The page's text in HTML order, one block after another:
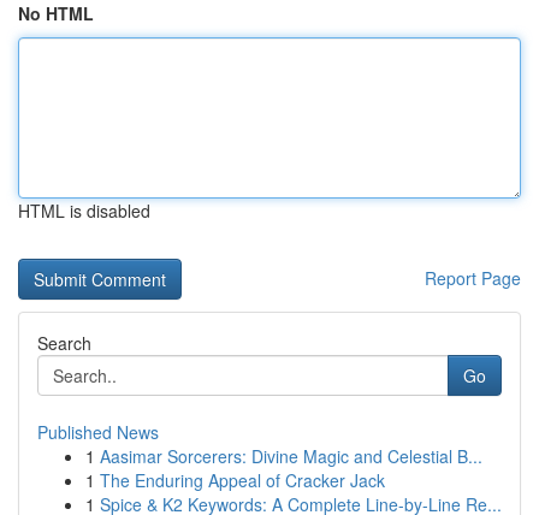
No HTML
HTML is disabled
Report Page
Search
Go
Published News
1 Aasimar Sorcerers: Divine Magic and Celestial B...
1 The Enduring Appeal of Cracker Jack
1 Spice & K2 Keywords: A Complete Line-by-Line Re...